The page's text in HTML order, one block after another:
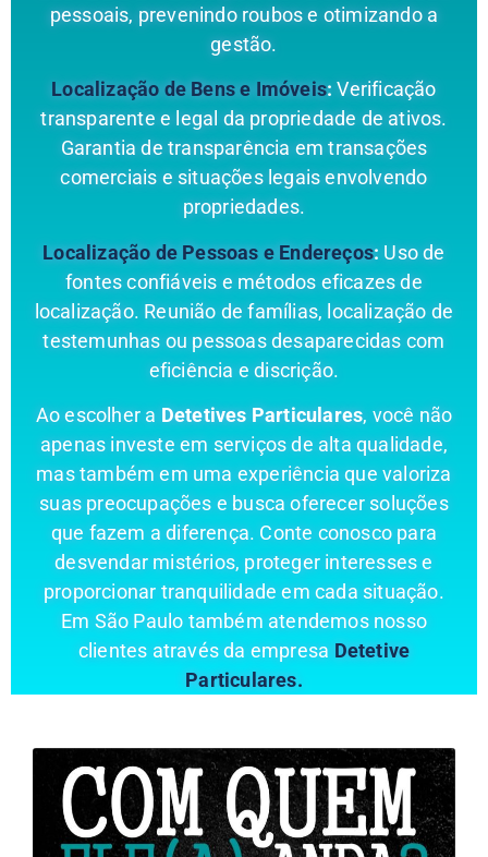
pessoais, prevenindo roubos e otimizando a
gestão.
Localização de Bens e Imóveis: Verificação
transparente e legal da propriedade de ativos.
Garantia de transparência em transações
comerciais e situações legais envolvendo
propriedades.
Localização de Pessoas e Endereços: Uso de
fontes confiáveis e métodos eficazes de
localização. Reunião de famílias, localização de
testemunhas ou pessoas desaparecidas com
eficiência e discrição.
Ao escolher a Detetives Particulares, você não
apenas investe em serviços de alta qualidade,
mas também em uma experiência que valoriza
suas preocupações e busca oferecer soluções
que fazem a diferença. Conte conosco para
desvendar mistérios, proteger interesses e
proporcionar tranquilidade em cada situação.
Em São Paulo também atendemos nosso
clientes através da empresa Detetive
Particulares.